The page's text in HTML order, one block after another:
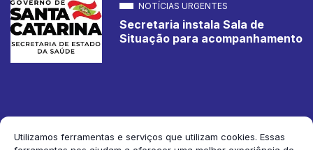
Utilizamos ferramentas e serviços que utilizam cookies. Essas
NOTÍCIAS URGENTES
Secretaria instala Sala de
Situação para acompanhamento